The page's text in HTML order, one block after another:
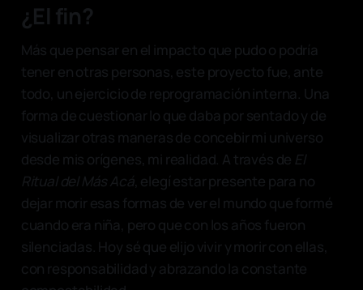
¿El fin?
Más que pensar en el impacto que pudo o podría
tener en otras personas, este proyecto fue, ante
todo, un ejercicio de reprogramación interna. Una
forma de cuestionar lo que daba por sentado y de
visualizar otras maneras de concebir mi universo
desde mis orígenes, mi realidad. A través de El
Ritual del Más Acá, elegí estar presente para no
dejar morir esas formas de ver el mundo que formé
cuando era niña, pero que con los años fueron
silenciadas. Hoy sé que elijo vivir y morir con ellas,
con responsabilidad y abrazando la constante